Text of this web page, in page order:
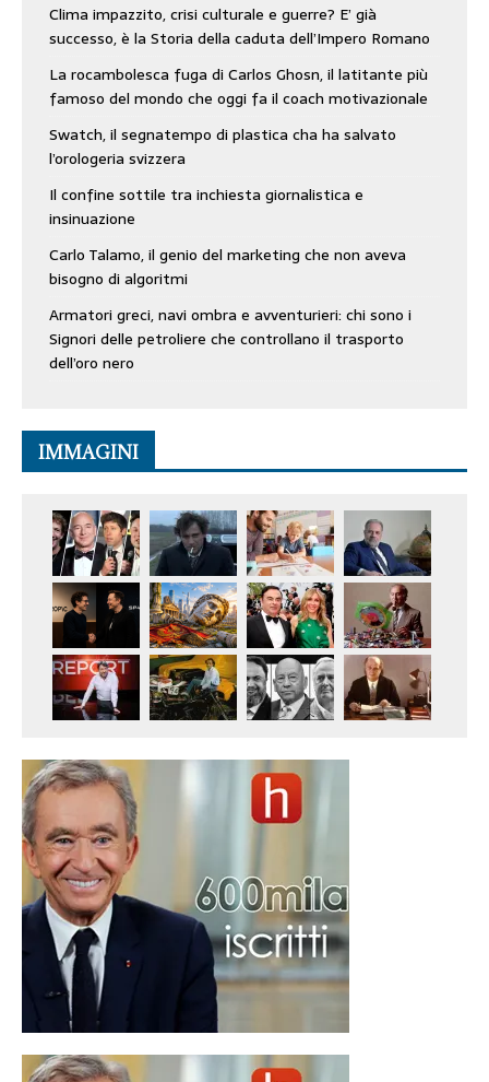
Clima impazzito, crisi culturale e guerre? E’ già
successo, è la Storia della caduta dell’Impero Romano
La rocambolesca fuga di Carlos Ghosn, il latitante più
famoso del mondo che oggi fa il coach motivazionale
Swatch, il segnatempo di plastica cha ha salvato
l’orologeria svizzera
Il confine sottile tra inchiesta giornalistica e
insinuazione
Carlo Talamo, il genio del marketing che non aveva
bisogno di algoritmi
Armatori greci, navi ombra e avventurieri: chi sono i
Signori delle petroliere che controllano il trasporto
dell’oro nero
IMMAGINI